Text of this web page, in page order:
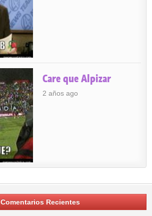
Care que Alpizar
2 años ago
Comentarios Recientes